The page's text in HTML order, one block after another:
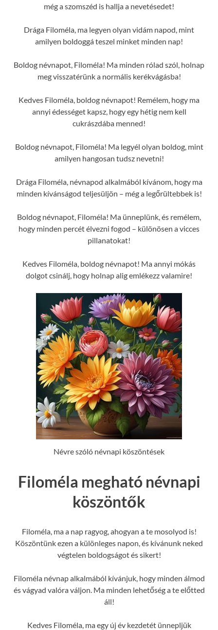
még a szomszéd is hallja a nevetésedet!
Drága Filoméla, ma legyen olyan vidám napod, mint
amilyen boldoggá teszel minket minden nap!
Boldog névnapot, Filoméla! Ma minden rólad szól, holnap
meg visszatérünk a normális kerékvágásba!
Kedves Filoméla, boldog névnapot! Remélem, hogy ma
annyi édességet kapsz, hogy egy hétig nem kell
cukrászdába menned!
Boldog névnapot, Filoméla! Ma legyél olyan boldog, mint
amilyen hangosan tudsz nevetni!
Drága Filoméla, névnapod alkalmából kívánom, hogy ma
minden kívánságod teljesüljön – még a legőrültebbek is!
Boldog névnapot, Filoméla! Ma ünneplünk, és remélem,
hogy minden percét élvezni fogod – különösen a vicces
pillanatokat!
Kedves Filoméla, boldog névnapot! Ma annyi mókás
dolgot csinálj, hogy holnap alig emlékezz valamire!
Névre szóló névnapi köszöntések
Filoméla megható névnapi
köszöntők
Filoméla, ma a nap ragyog, ahogyan a te mosolyod is!
Köszöntünk ezen a különleges napon, és kívánunk neked
végtelen boldogságot és sikert!
Filoméla névnap alkalmából kívánjuk, hogy minden álmod
és vágyad valóra váljon. Ma minden lehetőség a te előtted
áll!
Kedves Filoméla, ma egy új év kezdetét ünnepljük